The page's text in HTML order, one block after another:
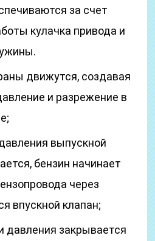
за счет
кулачка привода и
движутся, создавая
и разрежение в
выпускной
бензин начинает
через
впускной клапан;
давления закрывается